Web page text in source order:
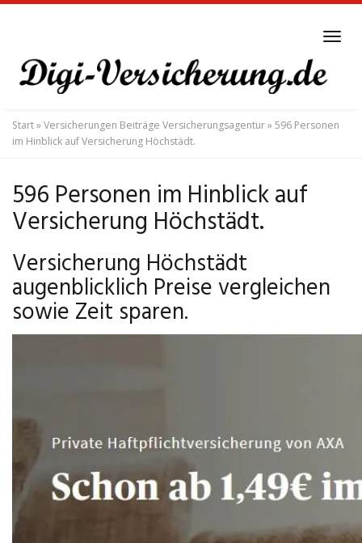
main
content
Start»Versicherungen Beiträge Versicherungsagentur»596 Personen
im Hinblick auf Versicherung Höchstädt.
596 Personen im Hinblick auf
Versicherung Höchstädt.
Versicherung Höchstädt
augenblicklich Preise vergleichen
sowie Zeit sparen.